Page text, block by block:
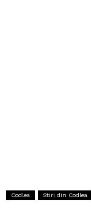
Codlea Stiri din Codlea